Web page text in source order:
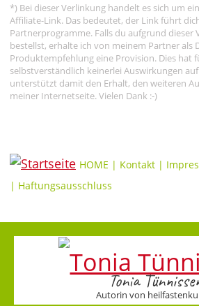
*) Bei dieser Verlinkung handelt es sich um
Affiliate-Link. Das bedeutet, der Link führt
Partnerprogramme. Falls du aufgrund dieser
bestellst, erhalte ich von meinem Partner als
Produktempfehlung eine Provision. Dies hat
selbstverständlich keinerlei Auswirkungen
unterstützt damit den Erhalt, den weiteren
meiner Internetseite. Vielen Dank :-)
HOME | Kontakt |
| Haftungsausschluss
Tonia
Autorin von